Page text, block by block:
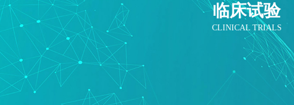
临床试验
CLINICAL TRIALS